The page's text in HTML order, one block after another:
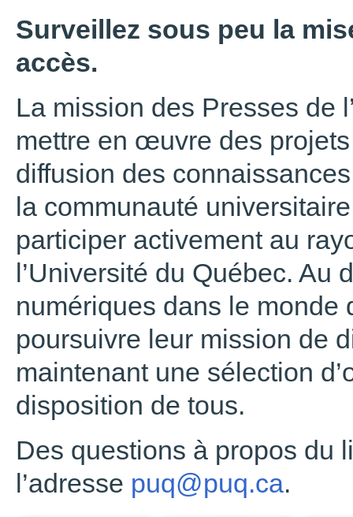
Surveillez sous peu la
accès.
La mission des Presses de
mettre en œuvre des
diffusion des
la communauté
participer activement au
l’Université du Québec. Au
numériques dans le monde
poursuivre leur mission de
maintenant une sélection
disposition de tous.
Des questions à propos du
l’adresse puq@puq.ca.